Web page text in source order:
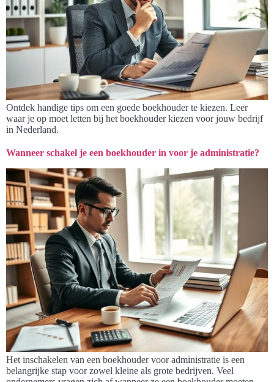
Ontdek handige tips om een goede boekhouder te kiezen. Leer
waar je op moet letten bij het boekhouder kiezen voor jouw bedrijf
in Nederland.
Wanneer schakel je een boekhouder in voor je administratie?
Het inschakelen van een boekhouder voor administratie is een
belangrijke stap voor zowel kleine als grote bedrijven. Veel